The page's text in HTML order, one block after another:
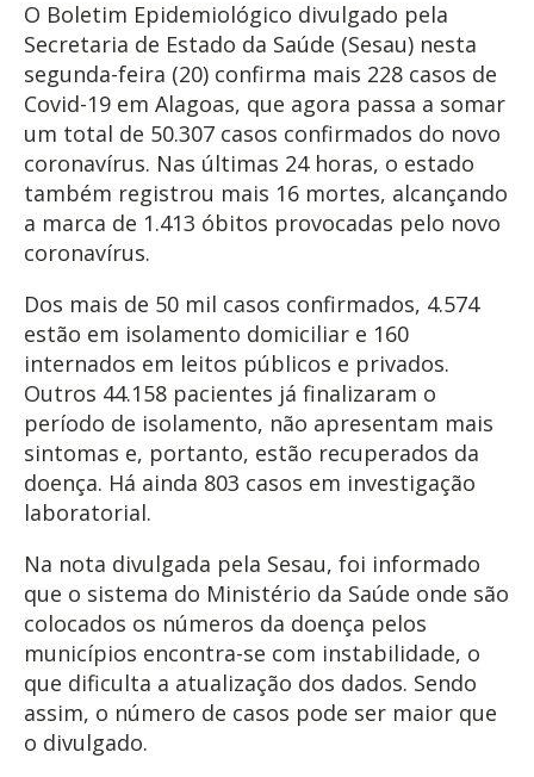
O Boletim Epidemiológico divulgado pela
Secretaria de Estado da Saúde (Sesau) nesta
segunda-feira (20) confirma mais 228 casos de
Covid-19 em Alagoas, que agora passa a somar
um total de 50.307 casos confirmados do novo
coronavírus. Nas últimas 24 horas, o estado
também registrou mais 16 mortes, alcançando
a marca de 1.413 óbitos provocadas pelo novo
coronavírus.
Dos mais de 50 mil casos confirmados, 4.574
estão em isolamento domiciliar e 160
internados em leitos públicos e privados.
Outros 44.158 pacientes já finalizaram o
período de isolamento, não apresentam mais
sintomas e, portanto, estão recuperados da
doença. Há ainda 803 casos em investigação
laboratorial.
Na nota divulgada pela Sesau, foi informado
que o sistema do Ministério da Saúde onde são
colocados os números da doença pelos
municípios encontra-se com instabilidade, o
que dificulta a atualização dos dados. Sendo
assim, o número de casos pode ser maior que
o divulgado.